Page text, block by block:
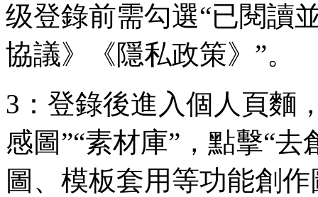
级登錄前需勾選“已閱讀
協議》《隱私政策》”。
3：登錄後進入個人頁麵
感圖”“素材庫”，點擊“
圖、模板套用等功能創